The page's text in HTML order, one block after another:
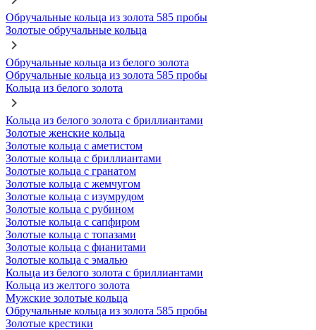
Обручальные кольца из золота 585 пробы
Золотые обручальные кольца
Обручальные кольца из белого золота
Обручальные кольца из золота 585 пробы
Кольца из белого золота
Кольца из белого золота с бриллиантами
Золотые женские кольца
Золотые кольца с аметистом
Золотые кольца с бриллиантами
Золотые кольца с гранатом
Золотые кольца с жемчугом
Золотые кольца с изумрудом
Золотые кольца с рубином
Золотые кольца с сапфиром
Золотые кольца с топазами
Золотые кольца с фианитами
Золотые кольца с эмалью
Кольца из белого золота с бриллиантами
Кольца из желтого золота
Мужские золотые кольца
Обручальные кольца из золота 585 пробы
Золотые крестики